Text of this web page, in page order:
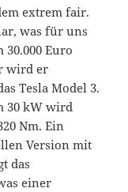
extrem fair.
was für uns
Euro
wird er
Tesla Model 3.
30 kW wird
Nm. Ein
Version mit
das
einer